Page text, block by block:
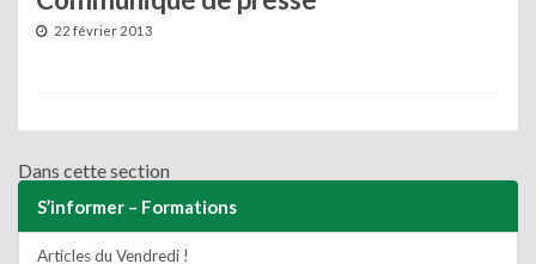
22 février 2013
Dans cette section
S’informer – Formations
Articles du Vendredi !